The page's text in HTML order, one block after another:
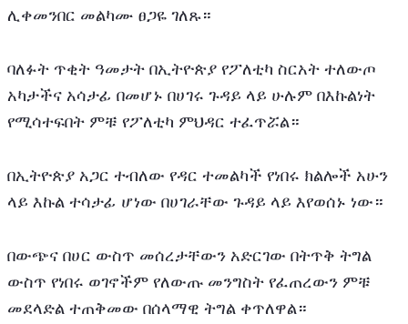
ሊቀመንበር መልካሙ ፀጋዬ ገለጹ።
ባለፉት ጥቂት ዓመታት በኢትዮጵያ የፖለቲካ ስርአት ተለውጦ
አካታችና አሳታፊ በመሆኑ በሀገሩ ጉዳይ ላይ ሁሉም በእኩልነት
የሚሳተፍበት ምቹ የፖለቲካ ምህዳር ተፈጥሯል።
በኢትዮጵያ አጋር ተብለው የዳር ተመልካች የነበሩ ክልሎች አሁን
ላይ እኩል ተሳታፊ ሆነው በሀገራቸው ጉዳይ ላይ እየወሰኑ ነው።
በውጭና በሀር ውስጥ መሰረታቸውን አድርገው በትጥቅ ትግል
ውስጥ የነበሩ ወገኖችም የለውጡ መንግስት የፈጠረውን ምቹ
መደላድል ተጠቅመው በሰላማዊ ትግል ቀጥለዋል።